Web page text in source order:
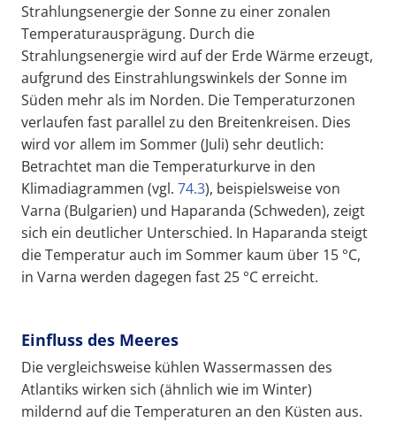
Strahlungsenergie der Sonne zu einer zonalen
Temperaturausprägung. Durch die
Strahlungsenergie wird auf der Erde Wärme erzeugt,
aufgrund des Einstrahlungswinkels der Sonne im
Süden mehr als im Norden. Die Temperaturzonen
verlaufen fast parallel zu den Breitenkreisen. Dies
wird vor allem im Sommer (Juli) sehr deutlich:
Betrachtet man die Temperaturkurve in den
Klimadiagrammen (vgl. 74.3), beispielsweise von
Varna (Bulgarien) und Haparanda (Schweden), zeigt
sich ein deutlicher Unterschied. In Haparanda steigt
die Temperatur auch im Sommer kaum über 15 °C,
in Varna werden dagegen fast 25 °C erreicht.
Einfluss des Meeres
Die vergleichsweise kühlen Wassermassen des
Atlantiks wirken sich (ähnlich wie im Winter)
mildernd auf die Temperaturen an den Küsten aus.